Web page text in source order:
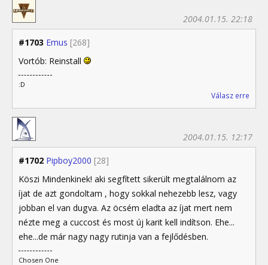
#1703 Emus [268]
2004.01.15. 22:18
Vortób: Reinstall
:D
Válasz erre
#1702 Pipboy2000 [28]
2004.01.15. 12:17
Köszi Mindenkinek! aki segfített sikerült megtalálnom az
íjat de azt gondoltam , hogy sokkal nehezebb lesz, vagy
jobban el van dugva. Az öcsém eladta az íjat mert nem
nézte meg a cuccost és most új karit kell indítson. Ehe...
ehe...de már nagy nagy rutinja van a fejlődésben.
Chosen One